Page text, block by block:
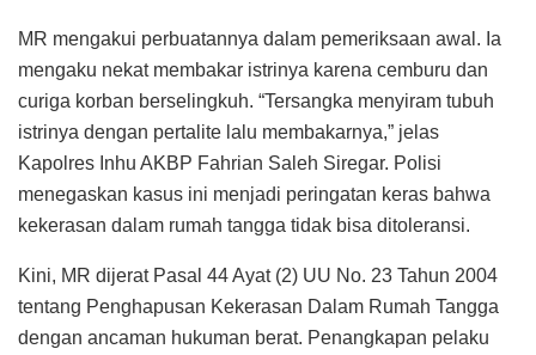
MR mengakui perbuatannya dalam pemeriksaan awal. Ia
mengaku nekat membakar istrinya karena cemburu dan
curiga korban berselingkuh. “Tersangka menyiram tubuh
istrinya dengan pertalite lalu membakarnya,” jelas
Kapolres Inhu AKBP Fahrian Saleh Siregar. Polisi
menegaskan kasus ini menjadi peringatan keras bahwa
kekerasan dalam rumah tangga tidak bisa ditoleransi.
Kini, MR dijerat Pasal 44 Ayat (2) UU No. 23 Tahun 2004
tentang Penghapusan Kekerasan Dalam Rumah Tangga
dengan ancaman hukuman berat. Penangkapan pelaku